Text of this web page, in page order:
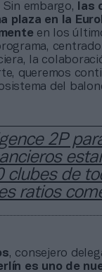
embargo,
las
plaza en la
en los
centrado
la
queremos
del
2P
clubes de
ratios
, consejero
es uno de